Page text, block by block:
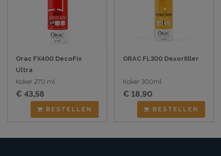
Orac FX400 DecoFix
Ultra
Koker 270 ml
€ 43,58
BESTELLEN
ORAC FL300 Dexorfiller
Koker 300ml
€ 18,90
BESTELLEN